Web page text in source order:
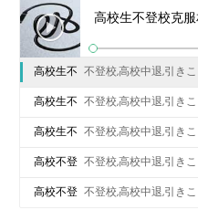
高校生不
登校克服
相談東京
都NPO高
卒支援会
不登校,高校中退,引き
高校生不
登校克服
相談東京
都NPO高
不登校,高校中退,引き
高校生不
登校克服
相談東京
不登校,高校中退,引き
高校不登
校相談東
不登校,高校中退,引き
高校不登 不登校,高校中退,引き